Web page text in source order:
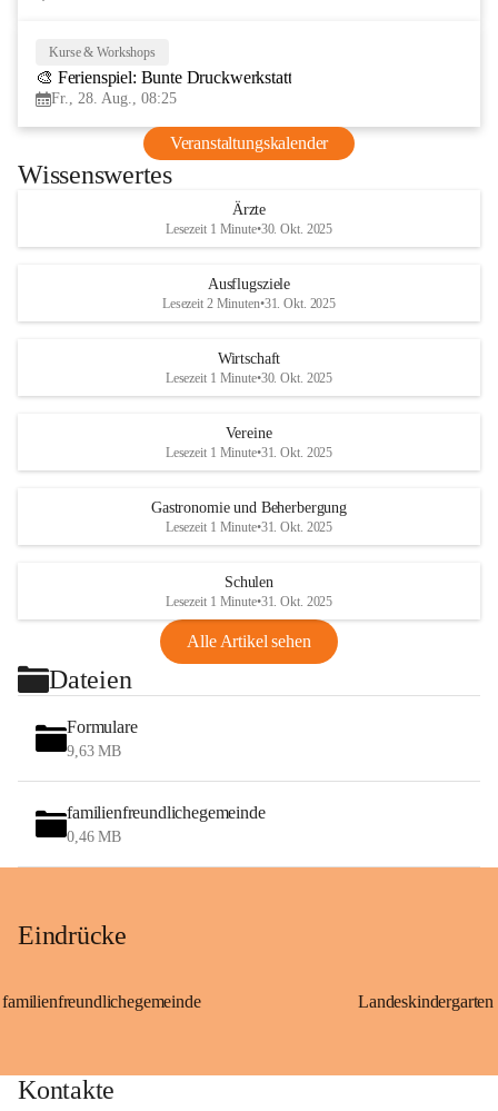
Kurse & Workshops
🎨 Ferienspiel: Bunte Druckwerkstatt
Fr., 28. Aug., 08:25
Veranstaltungskalender
Wissenswertes
Ärzte
Lesezeit 1 Minute•30. Okt. 2025
Ausflugsziele
Lesezeit 2 Minuten•31. Okt. 2025
Wirtschaft
Lesezeit 1 Minute•30. Okt. 2025
Vereine
Lesezeit 1 Minute•31. Okt. 2025
Gastronomie und Beherbergung
Lesezeit 1 Minute•31. Okt. 2025
Schulen
Lesezeit 1 Minute•31. Okt. 2025
Alle Artikel sehen
Dateien
Formulare
9,63 MB
familienfreundlichegemeinde
0,46 MB
Eindrücke
familienfreundlichegemeinde
Kontakte